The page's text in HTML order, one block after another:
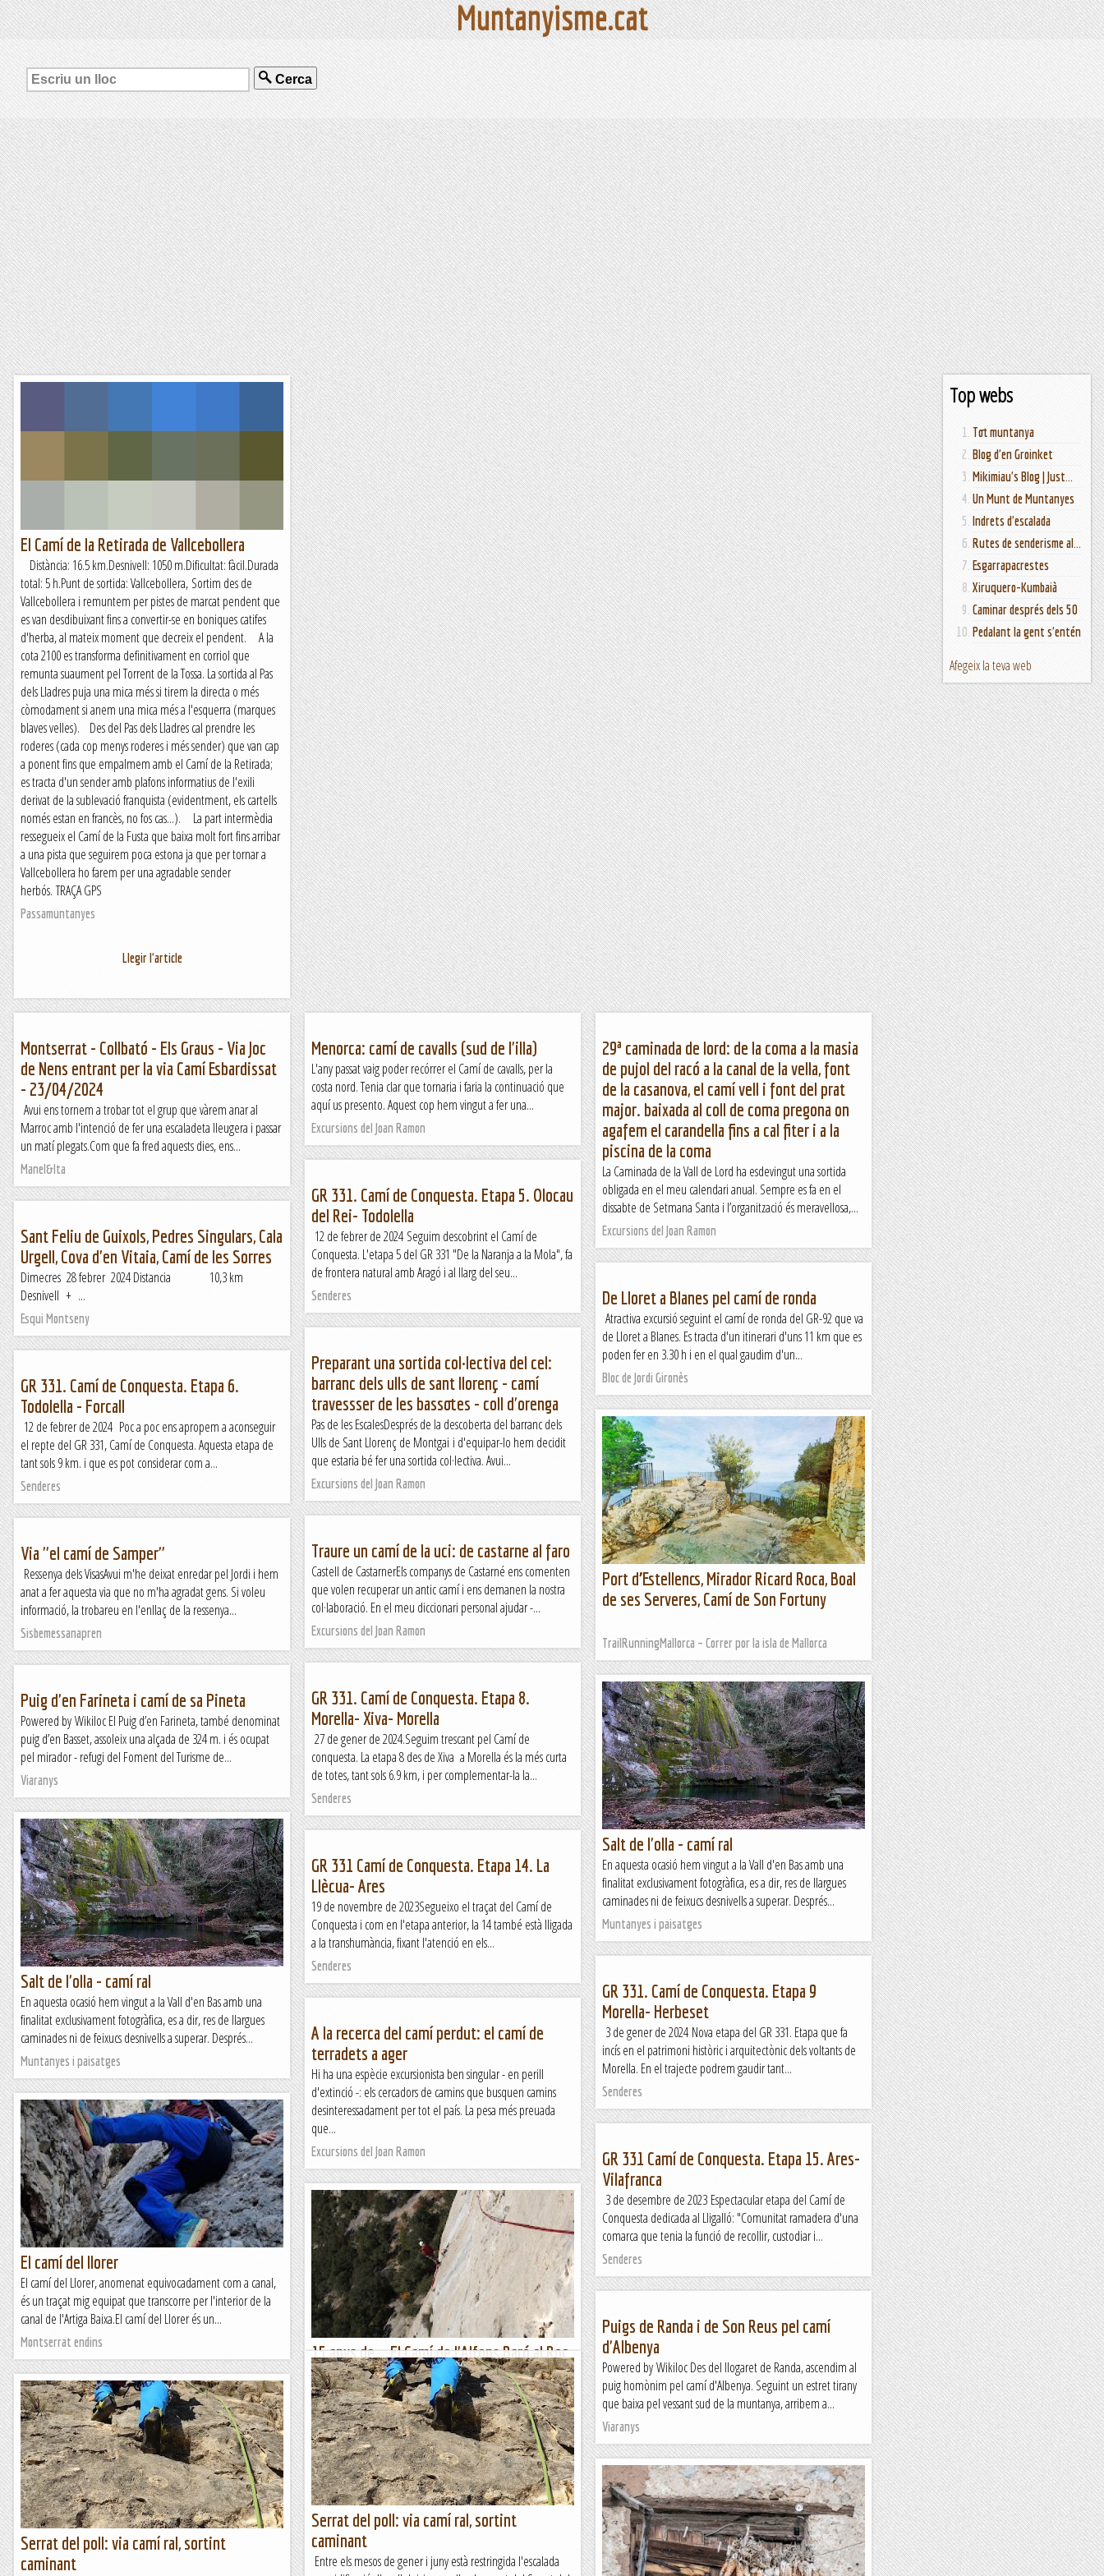
Muntanyisme.cat
Cerca
Top webs
Tot muntanya
Blog d'en Groinket
Mikimiau's Blog | Just...
Un Munt de Muntanyes
Indrets d'escalada
Rutes de senderisme al...
Esgarrapacrestes
Xiruquero-Kumbaià
Caminar després dels 50
Pedalant la gent s'entén
Afegeix la teva web
El Camí de la Retirada de Vallcebollera
Distància: 16.5 km.Desnivell: 1050 m.Dificultat: fàcil.Durada
total: 5 h.Punt de sortida: Vallcebollera, Sortim des de
Vallcebollera i remuntem per pistes de marcat pendent que
es van desdibuixant fins a convertir-se en boniques catifes
d'herba, al mateix moment que decreix el pendent. A la
cota 2100 es transforma definitivament en corriol que
remunta suaument pel Torrent de la Tossa. La sortida al Pas
dels Lladres puja una mica més si tirem la directa o més
còmodament si anem una mica més a l'esquerra (marques
blaves velles). Des del Pas dels Lladres cal prendre les
roderes (cada cop menys roderes i més sender) que van cap
a ponent fins que empalmem amb el Camí de la Retirada;
es tracta d'un sender amb plafons informatius de l'exili
derivat de la sublevació franquista (evidentment, els cartells
només estan en francès, no fos cas...). La part intermèdia
ressegueix el Camí de la Fusta que baixa molt fort fins arribar
a una pista que seguirem poca estona ja que per tornar a
Vallcebollera ho farem per una agradable sender
herbós. TRAÇA GPS
Passamuntanyes
Llegir l'article
Montserrat - Collbató - Els Graus - Via Joc
de Nens entrant per la via Camí Esbardissat
- 23/04/2024
Avui ens tornem a trobar tot el grup que vàrem anar al
Marroc amb l'intenció de fer una escaladeta lleugera i passar
un matí plegats.Com que fa fred aquests dies, ens...
Manel&Ita
Menorca: camí de cavalls (sud de l'illa)
L'any passat vaig poder recórrer el Camí de cavalls, per la
costa nord. Tenia clar que tornaria i faria la continuació que
aquí us presento. Aquest cop hem vingut a fer una...
Excursions del Joan Ramon
29ª caminada de lord: de la coma a la masia
de pujol del racó a la canal de la vella, font
de la casanova, el camí vell i font del prat
major. baixada al coll de coma pregona on
agafem el carandella fins a cal fiter i a la
piscina de la coma
La Caminada de la Vall de Lord ha esdevingut una sortida
obligada en el meu calendari anual. Sempre es fa en el
dissabte de Setmana Santa i l’organització és meravellosa,...
Excursions del Joan Ramon
GR 331. Camí de Conquesta. Etapa 5. Olocau
del Rei- Todolella
12 de febrer de 2024 Seguim descobrint el Camí de
Conquesta. L'etapa 5 del GR 331 "De la Naranja a la Mola", fa
de frontera natural amb Aragó i al llarg del seu...
Senderes
Sant Feliu de Guixols, Pedres Singulars, Cala
Urgell, Cova d'en Vitaia, Camí de les Sorres
Dimecres 28 febrer 2024 Distancia 10,3 km
Desnivell + ...
Esqui Montseny
De Lloret a Blanes pel camí de ronda
Atractiva excursió seguint el camí de ronda del GR-92 que va
de Lloret a Blanes. Es tracta d'un itinerari d'uns 11 km que es
poden fer en 3.30 h i en el qual gaudim d'un...
Bloc de Jordi Gironès
Preparant una sortida col·lectiva del cel:
barranc dels ulls de sant llorenç - camí
travessser de les bassotes - coll d'orenga
Pas de les EscalesDesprés de la descoberta del barranc dels
Ulls de Sant Llorenç de Montgai i d'equipar-lo hem decidit
que estaria bé fer una sortida col·lectiva. Avui...
Excursions del Joan Ramon
GR 331. Camí de Conquesta. Etapa 6.
Todolella - Forcall
12 de febrer de 2024 Poc a poc ens apropem a aconseguir
el repte del GR 331, Camí de Conquesta. Aquesta etapa de
tant sols 9 km. i que es pot considerar com a...
Senderes
Port d’Estellencs, Mirador Ricard Roca, Boal
de ses Serveres, Camí de Son Fortuny
TrailRunningMallorca – Correr por la isla de Mallorca
Traure un camí de la uci: de castarne al faro
Castell de CastarnerEls companys de Castarné ens comenten
que volen recuperar un antic camí i ens demanen la nostra
col·laboració. En el meu diccionari personal ajudar -...
Excursions del Joan Ramon
Via "el camí de Samper"
Ressenya dels VisasAvui m'he deixat enredar pel Jordi i hem
anat a fer aquesta via que no m'ha agradat gens. Si voleu
informació, la trobareu en l'enllaç de la ressenya...
Sisbemessanapren
GR 331. Camí de Conquesta. Etapa 8.
Morella- Xiva- Morella
27 de gener de 2024.Seguim trescant pel Camí de
conquesta. La etapa 8 des de Xiva a Morella és la més curta
de totes, tant sols 6.9 km, i per complementar-la la...
Senderes
Puig d'en Farineta i camí de sa Pineta
Powered by Wikiloc El Puig d’en Farineta, també denominat
puig d’en Basset, assoleix una alçada de 324 m. i és ocupat
pel mirador - refugi del Foment del Turisme de...
Viaranys
Salt de l'olla - camí ral
En aquesta ocasió hem vingut a la Vall d'en Bas amb una
finalitat exclusivament fotogràfica, es a dir, res de llargues
caminades ni de feixucs desnivells a superar. Després...
Muntanyes i paisatges
Salt de l'olla - camí ral
En aquesta ocasió hem vingut a la Vall d'en Bas amb una
finalitat exclusivament fotogràfica, es a dir, res de llargues
caminades ni de feixucs desnivells a superar. Després...
Muntanyes i paisatges
GR 331 Camí de Conquesta. Etapa 14. La
Llècua- Ares
19 de novembre de 2023Segueixo el traçat del Camí de
Conquesta i com en l'etapa anterior, la 14 també està lligada
a la transhumància, fixant l'atenció en els...
Senderes
GR 331. Camí de Conquesta. Etapa 9
Morella- Herbeset
3 de gener de 2024 Nova etapa del GR 331. Etapa que fa
incís en el patrimoni històric i arquitectònic dels voltants de
Morella. En el trajecte podrem gaudir tant...
Senderes
A la recerca del camí perdut: el camí de
terradets a ager
Hi ha una espècie excursionista ben singular - en perill
d'extinció -: els cercadors de camins que busquen camins
desinteressadament per tot el país. La pesa més preuada
que...
Excursions del Joan Ramon
El camí del llorer
El camí del Llorer, anomenat equivocadament com a canal,
és un traçat mig equipat que transcorre per l'interior de la
canal de l'Artiga Baixa.El camí del Llorer és un...
Montserrat endins
GR 331 Camí de Conquesta. Etapa 15. Ares-
Vilafranca
3 de desembre de 2023 Espectacular etapa del Camí de
Conquesta dedicada al Lligalló: "Comunitat ramadera d'una
comarca que tenia la funció de recollir, custodiar i...
Senderes
15 anys de... El Camí de l'Alfons Baró al Roc
de Collars.
En la meva primera visita al Roc de Collars vaig pillar una
calorada impressionant (en ple Juliol era el mínim que ens
podia passar, naturalment). I fa 15 anys, potser de...
Romàntic Guerrer
Puigs de Randa i de Son Reus pel camí
d'Albenya
Powered by Wikiloc Des del llogaret de Randa, ascendim al
puig homònim pel camí d'Albenya. Seguint un estret tirany
que baixa pel vessant sud de la muntanya, arribem a...
Viaranys
Serrat del poll: via camí ral, sortint
caminant
Entre els mesos de gener i juny està restringida l'escalada
Serrat del poll: via camí ral, sortint
caminant